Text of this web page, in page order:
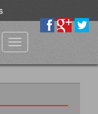
Toggle
navigation